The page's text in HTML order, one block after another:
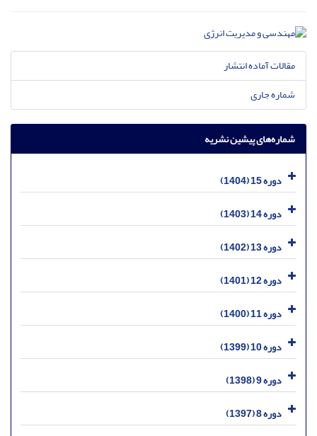
مقالات آماده انتشار
شماره جاری
شماره‌های پیشین نشریه
دوره 15 (1404)
دوره 14 (1403)
دوره 13 (1402)
دوره 12 (1401)
دوره 11 (1400)
دوره 10 (1399)
دوره 9 (1398)
دوره 8 (1397)